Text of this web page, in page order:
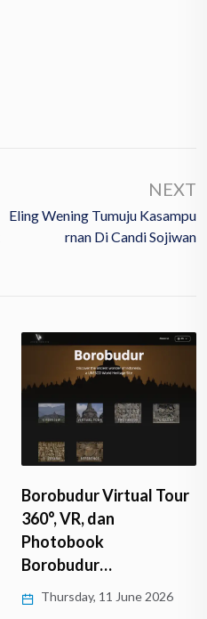
NEXT
Eling Wening Tumuju Kasampu
Rnan Di Candi Sojiwan
Borobudur Virtual Tour
360°, VR, dan
Photobook
Borobudur…
Thursday, 11 June 2026